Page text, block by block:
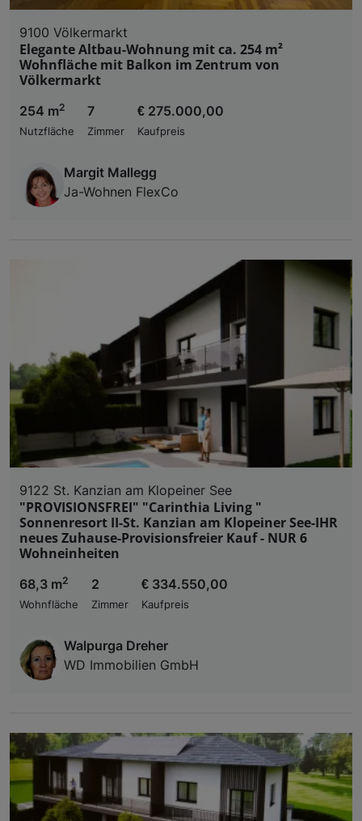
9100 Völkermarkt
Elegante Altbau-Wohnung mit ca. 254 m²
Wohnfläche mit Balkon im Zentrum von
Völkermarkt
254 m2
Nutzfläche
7
Zimmer
€ 275.000,00
Kaufpreis
Margit Mallegg
Ja-Wohnen FlexCo
9122 St. Kanzian am Klopeiner See
"PROVISIONSFREI" "Carinthia Living "
Sonnenresort II-St. Kanzian am Klopeiner See-IHR
neues Zuhause-Provisionsfreier Kauf - NUR 6
Wohneinheiten
68,3 m2
Wohnfläche
2
Zimmer
€ 334.550,00
Kaufpreis
Walpurga Dreher
WD Immobilien GmbH